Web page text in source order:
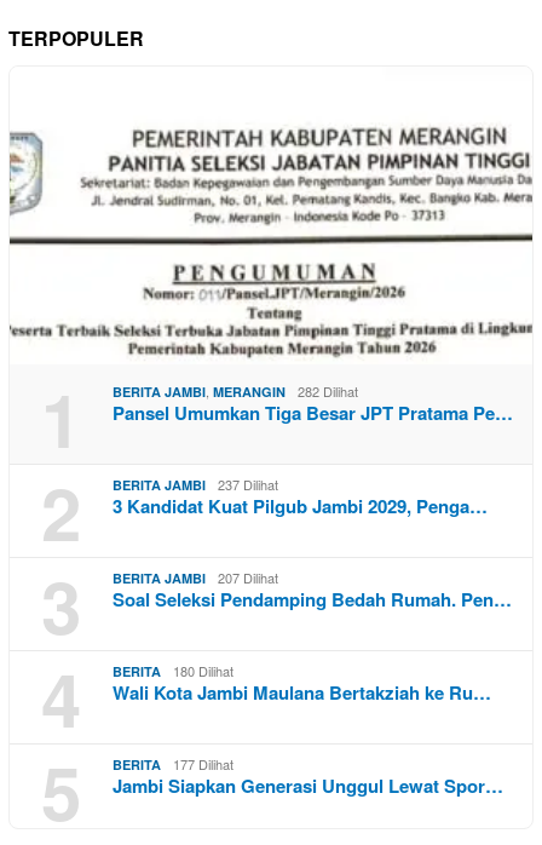
TERPOPULER
1 BERITA JAMBI, MERANGIN 282 Dilihat
Pansel Umumkan Tiga Besar JPT Pratama Pe…
2 BERITA JAMBI 237 Dilihat
3 Kandidat Kuat Pilgub Jambi 2029, Penga…
3 BERITA JAMBI 207 Dilihat
Soal Seleksi Pendamping Bedah Rumah. Pen…
4 BERITA 180 Dilihat
Wali Kota Jambi Maulana Bertakziah ke Ru…
5 BERITA 177 Dilihat
Jambi Siapkan Generasi Unggul Lewat Spor…